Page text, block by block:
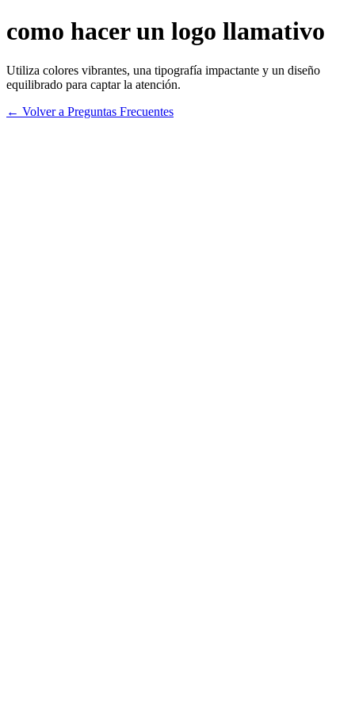
como hacer un logo llamativo
Utiliza colores vibrantes, una tipografía impactante y un diseño
equilibrado para captar la atención.
← Volver a Preguntas Frecuentes